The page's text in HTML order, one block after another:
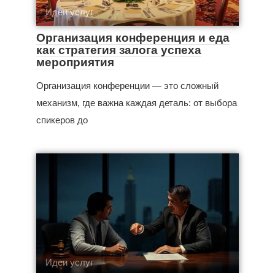
Идеи услуг
Организация конференция и еда
как стратегия залога успеха
мероприятия
Организация конференции — это сложный
механизм, где важна каждая деталь: от выбора
спикеров до
Идеи услуг